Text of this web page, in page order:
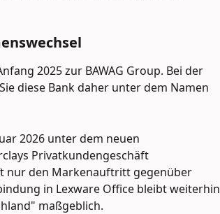
2025 zur BAWAG Group. Bei der
diese Bank daher unter dem Namen
2026 unter dem neuen
Privatkundengeschäft
nur den Markenauftritt gegenüber
in Lexware Office bleibt weiterhin
maßgeblich.